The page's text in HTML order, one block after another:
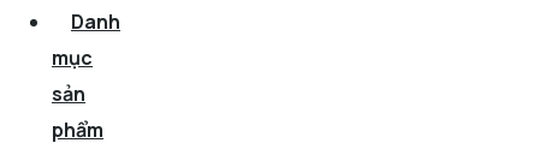
Danh
mục
sản
phẩm